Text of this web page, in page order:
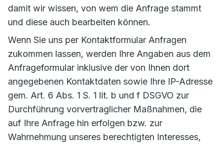
damit wir wissen, von wem die Anfrage stammt
und diese auch bearbeiten können.
Wenn Sie uns per Kontaktformular Anfragen
zukommen lassen, werden Ihre Angaben aus dem
Anfrageformular inklusive der von Ihnen dort
angegebenen Kontaktdaten sowie Ihre IP-Adresse
gem. Art. 6 Abs. 1 S. 1 lit. b und f DSGVO zur
Durchführung vorvertraglicher Maßnahmen, die
auf Ihre Anfrage hin erfolgen bzw. zur
Wahrnehmung unseres berechtigten Interesses,